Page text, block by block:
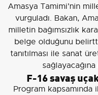
Amasya Tamimi’nin
vurguladı. Bakan,
milletin bağımsızlık
belge olduğunu
tanıtılması ile sanat
F-16 savaş
Program kapsamında